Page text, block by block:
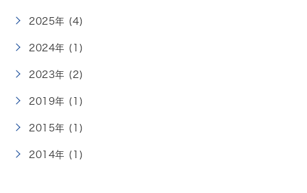
2025年 (4)
2024年 (1)
2023年 (2)
2019年 (1)
2015年 (1)
2014年 (1)